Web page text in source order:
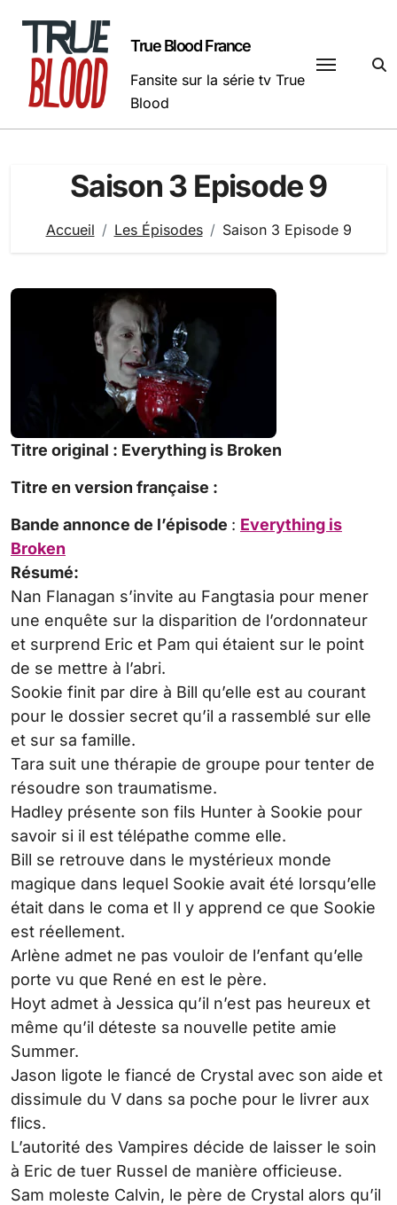
contenu
True Blood France
Fansite sur la série tv True
Blood
Saison 3 Episode 9
Accueil Les Épisodes Saison 3 Episode 9
Titre original : Everything is Broken
Titre en version française :
Bande annonce de l’épisode : Everything is
Broken
Résumé:
Nan Flanagan s’invite au Fangtasia pour mener
une enquête sur la disparition de l’ordonnateur
et surprend Eric et Pam qui étaient sur le point
de se mettre à l’abri.
Sookie finit par dire à Bill qu’elle est au courant
pour le dossier secret qu’il a rassemblé sur elle
et sur sa famille.
Tara suit une thérapie de groupe pour tenter de
résoudre son traumatisme.
Hadley présente son fils Hunter à Sookie pour
savoir si il est télépathe comme elle.
Bill se retrouve dans le mystérieux monde
magique dans lequel Sookie avait été lorsqu’elle
était dans le coma et Il y apprend ce que Sookie
est réellement.
Arlène admet ne pas vouloir de l’enfant qu’elle
porte vu que René en est le père.
Hoyt admet à Jessica qu’il n’est pas heureux et
même qu’il déteste sa nouvelle petite amie
Summer.
Jason ligote le fiancé de Crystal avec son aide et
dissimule du V dans sa poche pour le livrer aux
flics.
L’autorité des Vampires décide de laisser le soin
à Eric de tuer Russel de manière officieuse.
Sam moleste Calvin, le père de Crystal alors qu’il